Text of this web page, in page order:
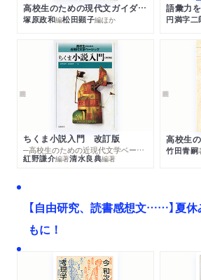
高校生のための現代文ガイダンス ちくま評論文の読み方 改訂版
塚原政和編松田顕子編ほか 円満字二
ちくま小説入門 改訂版
─高校生のための近現代文学ベーシック
紅野謙介編著清水良典編著
竹田青嗣
【自由研究、読書感想文……】夏
もに！